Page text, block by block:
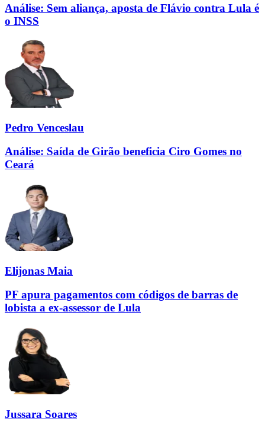
Análise: Sem aliança, aposta de Flávio contra Lula é
o INSS
Pedro Venceslau
Análise: Saída de Girão beneficia Ciro Gomes no
Ceará
Elijonas Maia
PF apura pagamentos com códigos de barras de
lobista a ex-assessor de Lula
Jussara Soares